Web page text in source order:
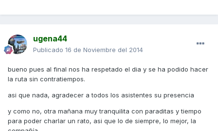
ugena44
Publicado 16 de Noviembre del 2014
bueno pues al final nos ha respetado el dia y se ha podido hacer
la ruta sin contratiempos.
asi que nada, agradecer a todos los asistentes su presencia
y como no, otra mañana muy tranquilita con paraditas y tiempo
para poder charlar un rato, asi que lo de siempre, lo mejor, la